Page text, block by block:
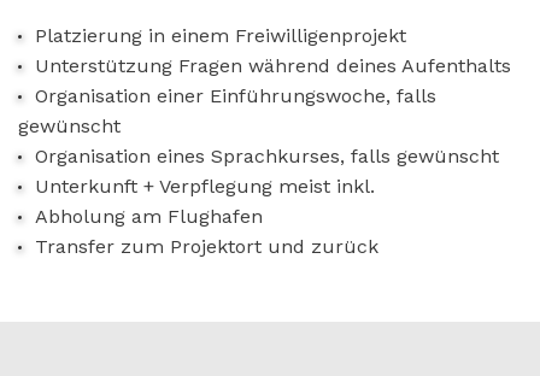
Platzierung in einem Freiwilligenprojekt
Unterstützung Fragen während deines Aufenthalts
Organisation einer Einführungswoche, falls
gewünscht
Organisation eines Sprachkurses, falls gewünscht
Unterkunft + Verpflegung meist inkl.
Abholung am Flughafen
Transfer zum Projektort und zurück